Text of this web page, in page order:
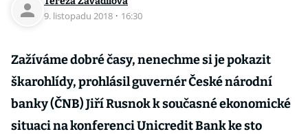
9. listopadu 2018 · 16:30
Zažíváme dobré časy, nenechme si je pokazit
škarohlídy, prohlásil guvernér České národní
banky (ČNB) Jiří Rusnok k současné ekonomické
situaci na konferenci Unicredit Bank ke sto